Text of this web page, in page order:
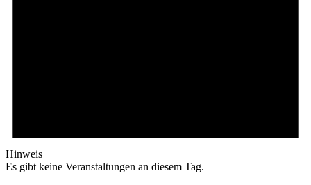
Hinweis
Es gibt keine Veranstaltungen an diesem Tag.